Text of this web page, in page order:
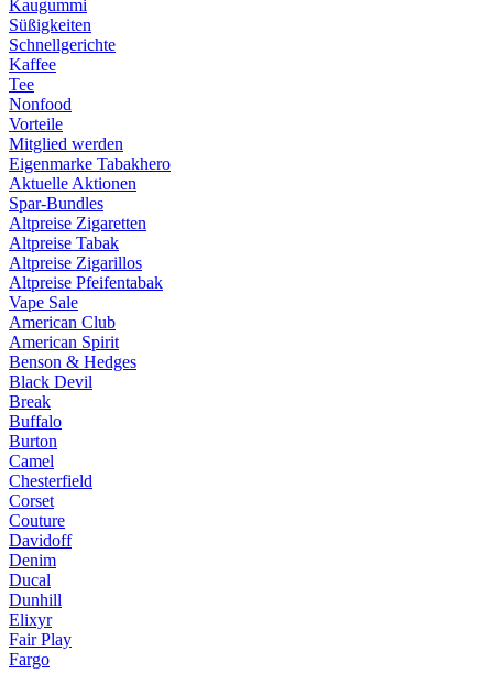
Kaugummi
Süßigkeiten
Schnellgerichte
Kaffee
Tee
Nonfood
Vorteile
Mitglied werden
Eigenmarke Tabakhero
Aktuelle Aktionen
Spar-Bundles
Altpreise Zigaretten
Altpreise Tabak
Altpreise Zigarillos
Altpreise Pfeifentabak
Vape Sale
American Club
American Spirit
Benson & Hedges
Black Devil
Break
Buffalo
Burton
Camel
Chesterfield
Corset
Couture
Davidoff
Denim
Ducal
Dunhill
Elixyr
Fair Play
Fargo